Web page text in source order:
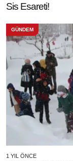
Sis Esareti!
GÜNDEM
1 YIL ÖNCE